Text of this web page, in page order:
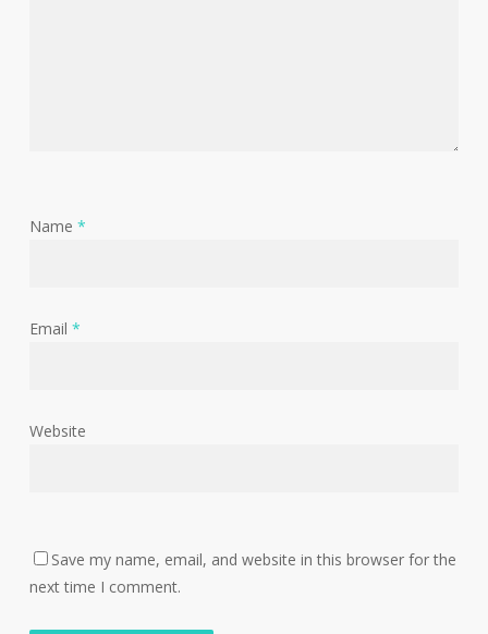
Name *
Email *
Website
Save my name, email, and website in this browser for the
next time I comment.